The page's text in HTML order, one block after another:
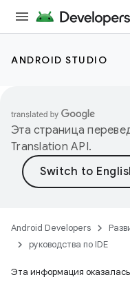
ANDROID STUDIO
Эта страница
Translation API.
Android Developers
руководства по IDE
Эта информация